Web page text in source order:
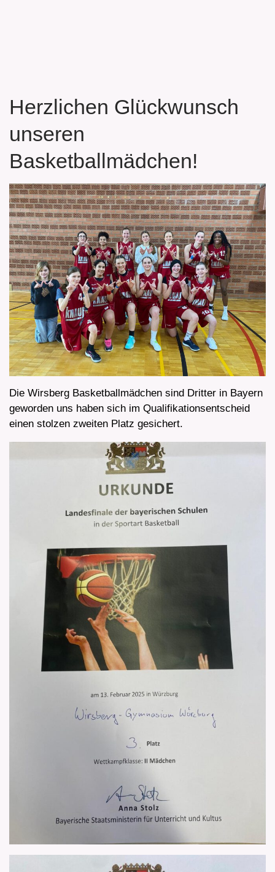
Herzlichen Glückwunsch
unseren
Basketballmädchen!
Die Wirsberg Basketballmädchen sind Dritter in Bayern
geworden uns haben sich im Qualifikationsentscheid
einen stolzen zweiten Platz gesichert.